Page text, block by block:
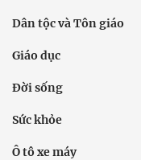
Dân tộc và Tôn giáo
Giáo dục
Đời sống
Sức khỏe
Ô tô xe máy